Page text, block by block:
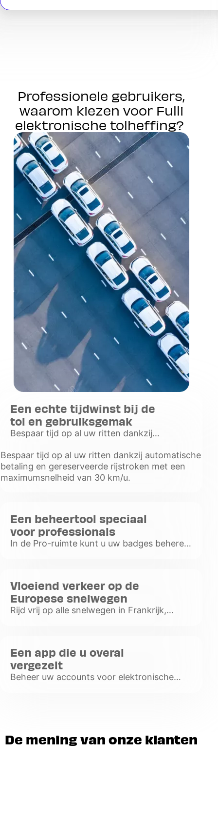
Professionele gebruikers,
waarom kiezen voor Fulli
elektronische tolheffing?
Een echte tijdwinst bij de
tol en gebruiksgemak
Bespaar tijd op al uw ritten dankzij
rijstroken met een maximumsnelheid van 30
km/u.
Voir
Bespaar tijd op al uw ritten dankzij automatische
betaling en gereserveerde rijstroken met een
maximumsnelheid van 30 km/u.
Een beheertool speciaal
voor professionals
In de Pro-ruimte kunt u uw badges beheren
plus
Vloeiend verkeer op de
Europese snelwegen
Rijd vrij op alle snelwegen in Frankrijk,
Een app die u overal
vergezelt
Beheer uw accounts voor elektronische
De mening van onze klanten